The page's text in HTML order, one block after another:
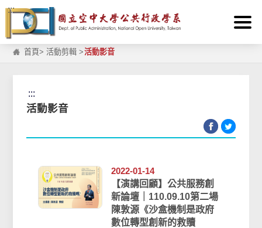
跳到主要內容區塊
:::
首頁>活動剪輯 >活動影音
:::
活動影音
2022-01-14
【演講回顧】公共服務創
新論壇｜110.09.10第二場
陳敦源《沙盒機制是政府
數位轉型創新的救贖